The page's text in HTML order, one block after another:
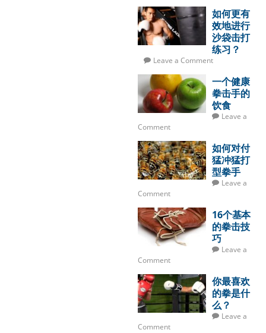
如何更有
效地进行
沙袋击打
练习？
Leave a Comment
一个健康
拳击手的
饮食
Leave a
Comment
如何对付
猛冲猛打
型拳手
Leave a
Comment
16个基本
的拳击技
巧
Leave a
Comment
你最喜欢
的拳是什
么？
Leave a
Comment